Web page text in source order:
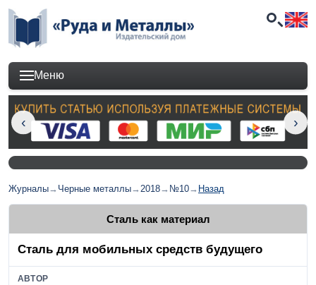
Меню
Журналы→ Черные металлы→2018→ №10→ Назад
Сталь как материал
Сталь для мобильных средств будущего
АВТОР